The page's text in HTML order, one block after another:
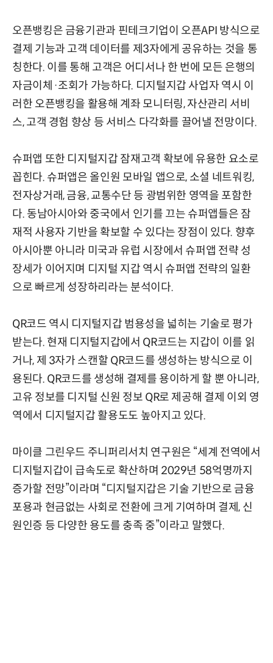
오픈뱅킹은 금융기관과 핀테크기업이 오픈API 방식으로
결제 기능과 고객 데이터를 제3자에게 공유하는 것을 통
칭한다. 이를 통해 고객은 어디서나 한 번에 모든 은행의
자금이체·조회가 가능하다. 디지털지갑 사업자 역시 이
러한 오픈뱅킹을 활용해 계좌 모니터링, 자산관리 서비
스, 고객 경험 향상 등 서비스 다각화를 끌어낼 전망이다.
슈퍼앱 또한 디지털지갑 잠재고객 확보에 유용한 요소로
꼽힌다. 슈퍼앱은 올인원 모바일 앱으로, 소셜 네트워킹,
전자상거래, 금융, 교통수단 등 광범위한 영역을 포함한
다. 동남아시아와 중국에서 인기를 끄는 슈퍼앱들은 잠
재적 사용자 기반을 확보할 수 있다는 장점이 있다. 향후
아시아뿐 아니라 미국과 유럽 시장에서 슈퍼앱 전략 성
장세가 이어지며 디지털 지갑 역시 슈퍼앱 전략의 일환
으로 빠르게 성장하리라는 분석이다.
QR코드 역시 디지털지갑 범용성을 넓히는 기술로 평가
받는다. 현재 디지털지갑에서 QR코드는 지갑이 이를 읽
거나, 제 3자가 스캔할 QR코드를 생성하는 방식으로 이
용된다. QR코드를 생성해 결제를 용이하게 할 뿐 아니라,
고유 정보를 디지털 신원 정보 QR로 제공해 결제 이외 영
역에서 디지털지갑 활용도도 높아지고 있다.
마이클 그린우드 주니퍼리서치 연구원은 “세계 전역에서
디지털지갑이 급속도로 확산하며 2029년 58억명까지
증가할 전망”이라며 “디지털지갑은 기술 기반으로 금융
포용과 현금없는 사회로 전환에 크게 기여하며 결제, 신
원인증 등 다양한 용도를 충족 중”이라고 말했다.